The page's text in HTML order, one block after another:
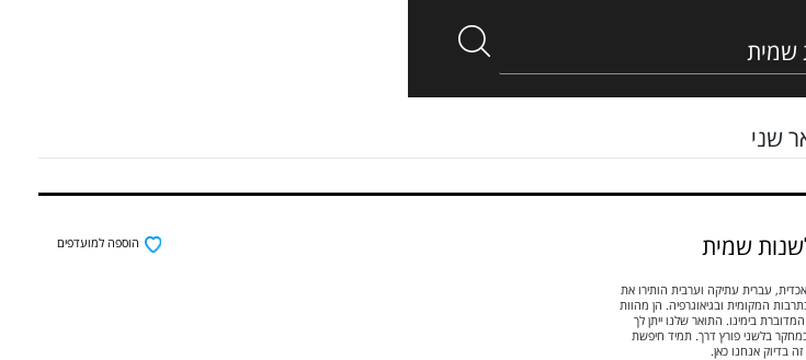
שני
שמית
עברית עתיקה וערבית הותירו את
המקומית ובגיאוגרפיה. הן מהוות
בימינו. התואר שלנו ייתן לך
בלשני פורץ דרך. תמיד חיפשת
זה בדיוק אנחנו כאן.
הוספה למועדפים